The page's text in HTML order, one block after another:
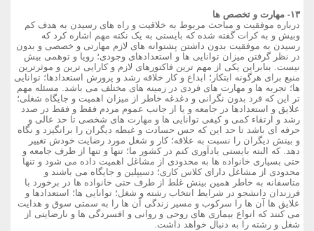
۱۳- مهارت و تخصص ها
درباره موفقیت و مباحث مربوط به خلاقیت و راه های رسیدن به هدف کم
وبیش و به کرات گفته شده که بایستی به یک نکته مهم اشاره کرد که
رسیدن به موفقیت بدون داشتن پشتوانه های لازم مهارتی و خصصی و بدون
در نظر گرفتن میزان توانایی ها و استعدادهای وجودی؛ رویا و توهمی بیش
نیست. بنابراین یکی از مهم ترین فاکتورهای لازم و کارایی ترین و موثرترین
منبع برای هرگونه ابتکار؛ ابداع و کار خلاقه رشد و پرورش استعدادها؛ توانایی
ها؛ تجربه ها و مهارت های فردی در زمینه های مختلف می باشد. مسئله مهم
تر این که فرد بدون نگرانی و دغدغه خاطر از میزان اهمیت و جایگاه شغلی؛
علایق و استعدادها در جامعه و یا از جانب عموم مردم فقط و فقط در صدد
رشد و ارتقاء کمی و کیفی توانایی ها و مهارت های شخصی تا حد عالی و
حرفه ای باشد تا حد این که حس حسادت و غبطه دیگران را برانگیزد و نگاه
و بینش دیگران را نسبت به علاقه؛ کار و شغل مورد رضایت خودش تغییر
دهد. که البته بایستی یادآوری کنم در کشور ما؛ تنها و تنها از طرف جامعه و
حتی بسیاری خانواده ها به محدودی از مشاغل اهمیت داده می شود و تنها
محدودی از مشاغل دارای کلاس کاری؛ دسیپلین و جایگاه می باشند و
متاسفانه به خاطر همین بینش غلط از طرف حتی خانواده ها در برخورد با
فرزندان دانشجو در شرایط انتخاب رشته و شغل؛ توانایی ها؛ استعدادها و
علایق ها آن ها را سرکوب و مسیر زندگی آن ها را به سمتی سوق و هدایت
می کنند که انواع بیماری های روحی و روانی و افسردگی ها و نارضایتی از
شغل و رشته را به دنبال خواهد داشت.